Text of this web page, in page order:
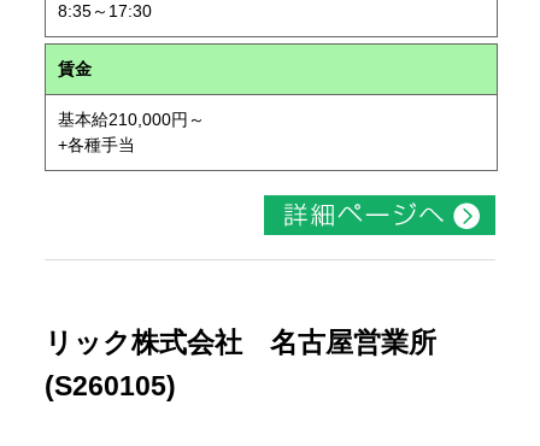
8:35～17:30
賃金
基本給210,000円～
+各種手当
リック株式会社 名古屋営業所
(S260105)